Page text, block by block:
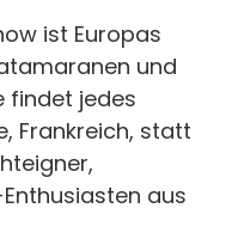
ist Europas
und
findet jedes
Frankreich, statt
aus